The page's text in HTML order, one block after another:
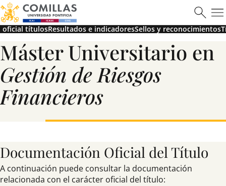
Máster en Ciberseguridad
oficial títulosResultados e indicadoresSellos y reconocimientos
Máster Universitario en
Gestión de Riesgos
Financieros
Documentación Oficial del Título
A continuación puede consultar la documentación
relacionada con el carácter oficial del título: